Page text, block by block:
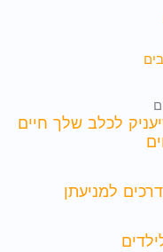
לכלב שלך חיים
למניעתן